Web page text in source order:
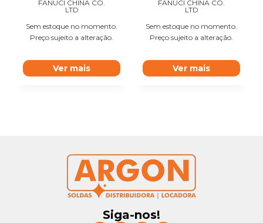
FANUCI CHINA CO.
LTD
Sem estoque no momento.
Preço sujeito a alteração.
Ver mais
FANUCI CHINA CO.
LTD
Sem estoque no momento.
Preço sujeito a alteração.
Ver mais
Siga-nos!